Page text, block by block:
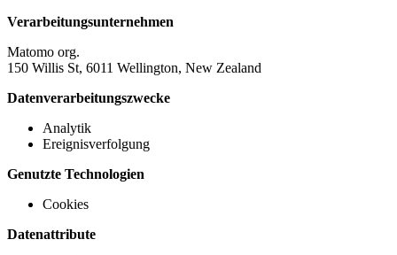
Verarbeitungsunternehmen
Matomo org.
150 Willis St, 6011 Wellington, New Zealand
Datenverarbeitungszwecke
Analytik
Ereignisverfolgung
Genutzte Technologien
Cookies
Datenattribute